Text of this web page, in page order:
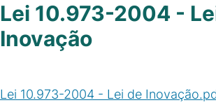
Lei 10.973-2004 -
Inovação
Lei 10.973-2004 - Lei de